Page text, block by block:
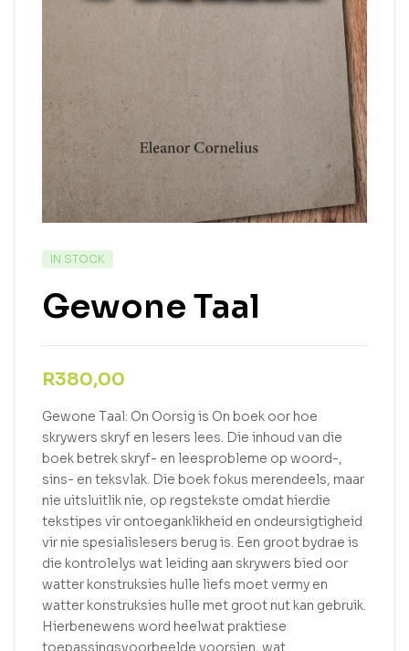
IN STOCK
Gewone Taal
R380,00
Gewone Taal: On Oorsig is On boek oor hoe
skrywers skryf en lesers lees. Die inhoud van die
boek betrek skryf- en leesprobleme op woord-,
sins- en teksvlak. Die boek fokus merendeels, maar
nie uitsluitlik nie, op regstekste omdat hierdie
tekstipes vir ontoeganklikheid en ondeursigtigheid
vir nie spesialislesers berug is. Een groot bydrae is
die kontrolelys wat leiding aan skrywers bied oor
watter konstruksies hulle liefs moet vermy en
watter konstruksies hulle met groot nut kan gebruik.
Hierbenewens word heelwat praktiese
toepassingsvoorbeelde voorsien, wat